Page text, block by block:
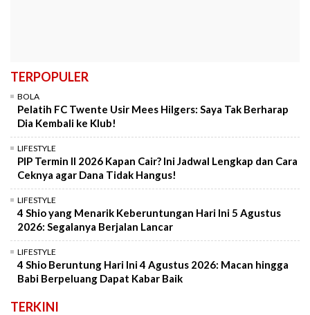
TERPOPULER
BOLA
Pelatih FC Twente Usir Mees Hilgers: Saya Tak Berharap
Dia Kembali ke Klub!
LIFESTYLE
PIP Termin II 2026 Kapan Cair? Ini Jadwal Lengkap dan Cara
Ceknya agar Dana Tidak Hangus!
LIFESTYLE
4 Shio yang Menarik Keberuntungan Hari Ini 5 Agustus
2026: Segalanya Berjalan Lancar
LIFESTYLE
4 Shio Beruntung Hari Ini 4 Agustus 2026: Macan hingga
Babi Berpeluang Dapat Kabar Baik
TERKINI